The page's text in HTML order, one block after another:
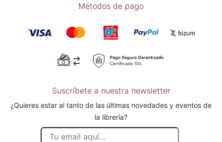
Métodos de pago
Suscríbete a nuestra newsletter
¿Quieres estar al tanto de las últimas novedades y eventos de
la librería?